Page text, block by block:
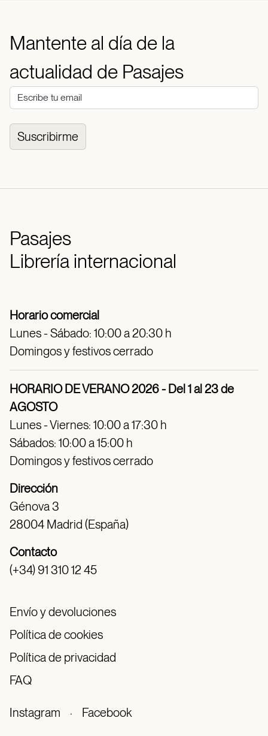
Mantente al día de la
actualidad de Pasajes
Suscribirme
Pasajes
Librería internacional
Horario comercial
Lunes - Sábado: 10:00 a 20:30 h
Domingos y festivos cerrado
HORARIO DE VERANO 2026 - Del 1 al 23 de
AGOSTO
Lunes - Viernes: 10:00 a 17:30 h
Sábados: 10:00 a 15:00 h
Domingos y festivos cerrado
Dirección
Génova 3
28004 Madrid (España)
Contacto
(+34) 91 310 12 45
Envío y devoluciones
Política de cookies
Política de privacidad
FAQ
Instagram · Facebook